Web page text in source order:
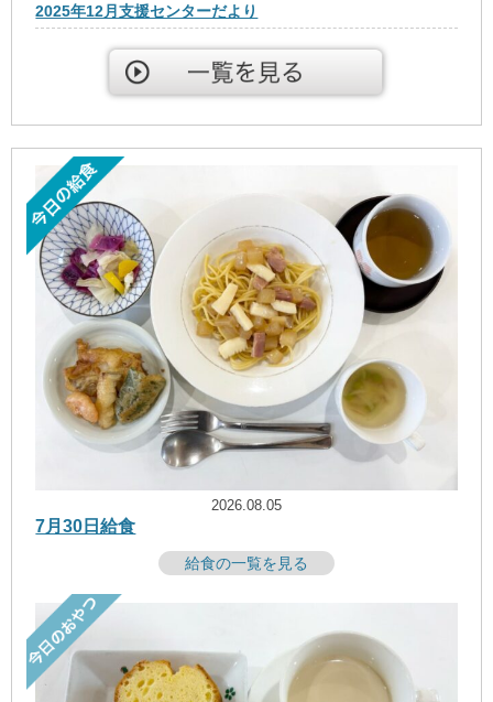
2025年12月支援センターだより
2026.08.05
7月30日給食
給食の一覧を見る